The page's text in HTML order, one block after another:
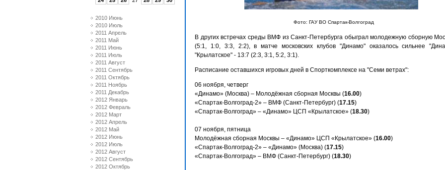
2010 Июнь
2010 Июль
2011 Апрель
2011 Май
2011 Июнь
2011 Июль
2011 Август
2011 Сентябрь
2011 Октябрь
2011 Ноябрь
2011 Декабрь
2012 Январь
2012 Февраль
2012 Март
2012 Апрель
2012 Май
2012 Июнь
2012 Июль
2012 Август
2012 Сентябрь
2012 Октябрь
Фото: ГАУ ВО Спартак-Волгоград
В других встречах среды ВМФ из Санкт-Петербурга обыграл молодежную сборную
(5:1, 1:0, 3:3, 2:2), в матче московских клубов "Динамо" оказалось сильнее
"Крылатское" - 13:7 (2:3, 3:1, 5:2, 3:1).
Расписание оставшихся игровых дней в Спорткомплексе на "Семи ветрах":
06 ноября, четверг
«Динамо» (Москва) – Молодёжная сборная Москвы (16.00)
«Спартак-Волгоград-2» – ВМФ (Санкт-Петербург) (17.15)
«Спартак-Волгоград» – «Динамо» ЦСП «Крылатское» (18.30)
07 ноября, пятница
Молодёжная сборная Москвы – «Динамо» ЦСП «Крылатское» (16.00)
«Спартак-Волгоград-2» – «Динамо» (Москва) (17.15)
«Спартак-Волгоград» – ВМФ (Санкт-Петербург) (18.30)